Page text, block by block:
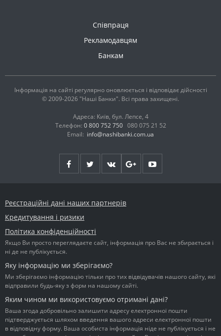
Співпраця
Рекламодавцям
Банкам
Інформація на сайті регулярно оновлюється і відповідає дійсності
© 2009-2026 "Наші Банки". Всі права захищені.
Адреса: Київ, бул. Лепсе, 4
Телефон: 0 800 752 750 080 075 21 52
Email: info@nashibanki.com.ua
Реєстраційні дані наших партнерів
Кредитування і ризики
Політика конфіденційності
Якщо Ви просто переглядаєте сайт, інформація про Вас не збирається і
ні де не публікується.
Яку інформацію ми зберігаємо?
Ми зберігаємо інформацію тільки про тих відвідувачів нашого сайту, які
відправили будь-яку з форм на нашому сайті.
Яким чином ми використовуємо отримані дані?
Ваша згода добровільно залишити адресу електронної пошти
підтверджується шляхом введення вашого адреси електронної пошти
в відповідну форму. Ваша особиста інформація ніде не публікується і не